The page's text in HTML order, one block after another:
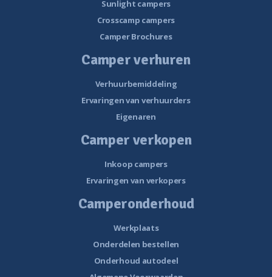
Sunlight campers
Crosscamp campers
Camper Brochures
Camper verhuren
Verhuurbemiddeling
Ervaringen van verhuurders
Eigenaren
Camper verkopen
Inkoop campers
Ervaringen van verkopers
Camperonderhoud
Werkplaats
Onderdelen bestellen
Onderhoud autodeel